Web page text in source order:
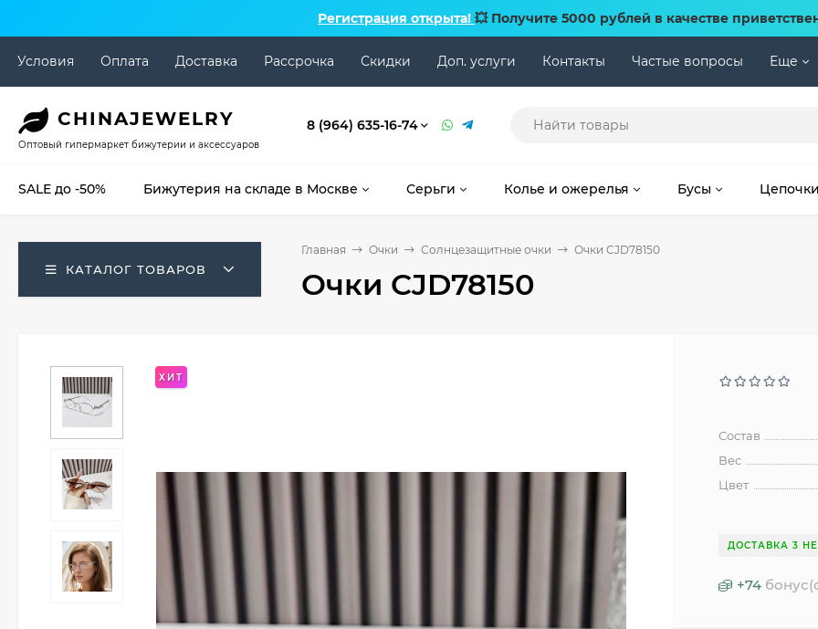
Регистрация открыта! 💥 Получите 5000 рублей в качестве
Условия Оплата Доставка Рассрочка Скидки Доп. услуги Контакты Частые вопросы Еще
CHINAJEWELRY
Оптовый гипермаркет бижутерии и аксессуаров
8 (964) 635-16-74
SALE до -50% Бижутерия на складе в Москве Серьги Колье и ожерелья Бусы Цепочки
КАТАЛОГ ТОВАРОВ
Главная Очки Солнцезащитные очки Очки CJD78150
Очки CJD78150
ХИТ
Состав
Вес
Цвет
ДОСТАВКА 3
+74